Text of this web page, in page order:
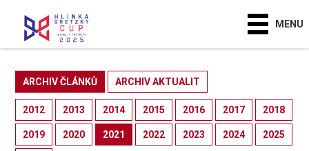
MENU
ARCHIV ČLÁNKŮ ARCHIV AKTUALIT
2012 2013 2014 2015 2016 2017 2018
2019 2020 2021 2022 2023 2024 2025